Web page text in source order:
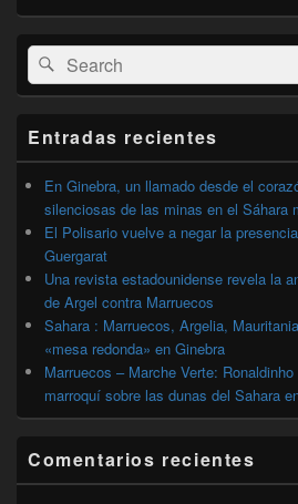
área
de
widget
lateral
primaria
Buscar
por:
Buscar
Entradas recientes
En Ginebra, un llamado desde el
silenciosas de las minas en el Sáhara
El Polisario vuelve a negar la
Guergarat
Una revista estadounidense revela la
de Argel contra Marruecos
Sahara : Marruecos, Argelia,
«mesa redonda» en Ginebra
Marruecos – Marche Verte:
marroquí sobre las dunas del Sahara
Comentarios recientes